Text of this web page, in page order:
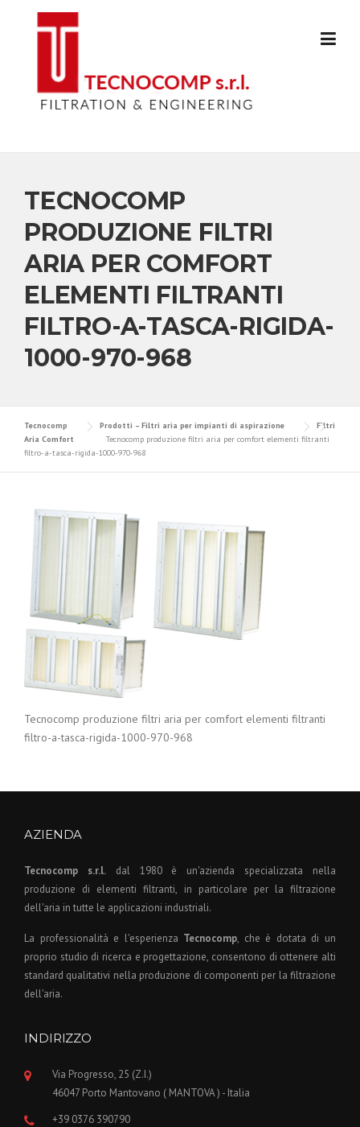
TECNOCOMP
PRODUZIONE FILTRI
ARIA PER COMFORT
ELEMENTI FILTRANTI
FILTRO-A-TASCA-RIGIDA-
1000-970-968
Tecnocomp Prodotti – Filtri aria per impianti di aspirazione
Filtri
Aria Comfort
Tecnocomp produzione filtri aria per comfort elementi filtranti
filtro-a-tasca-rigida-1000-970-968
Tecnocomp produzione filtri aria per comfort elementi filtranti
filtro-a-tasca-rigida-1000-970-968
AZIENDA
Tecnocomp s.r.l.dal 1980 è un'azienda specializzata nella
produzione di elementi filtranti, in particolare per la filtrazione
dell'aria in tutte le applicazioni industriali.
La professionalità e l'esperienza Tecnocomp, che è dotata di un
proprio studio di ricerca e progettazione, consentono di ottenere alti
standard qualitativi nella produzione di componenti per la filtrazione
dell'aria.
INDIRIZZO
Via Progresso, 25 (Z.I.)
46047 Porto Mantovano ( MANTOVA ) - Italia
+39 0376 390790